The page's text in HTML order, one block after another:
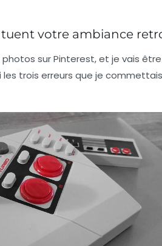
tuent votre ambiance
photos sur Pinterest, et je vais
les trois erreurs que je